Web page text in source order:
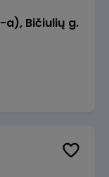
Bičiulių g.